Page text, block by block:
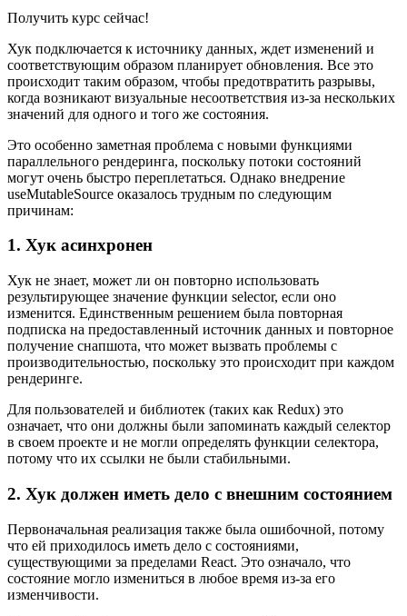
Получить курс сейчас!
Хук подключается к источнику данных, ждет изменений и
соответствующим образом планирует обновления. Все это
происходит таким образом, чтобы предотвратить разрывы,
когда возникают визуальные несоответствия из-за нескольких
значений для одного и того же состояния.
Это особенно заметная проблема с новыми функциями
параллельного рендеринга, поскольку потоки состояний
могут очень быстро переплетаться. Однако внедрение
useMutableSource оказалось трудным по следующим
причинам:
1. Хук асинхронен
Хук не знает, может ли он повторно использовать
результирующее значение функции selector, если оно
изменится. Единственным решением была повторная
подписка на предоставленный источник данных и повторное
получение снапшота, что может вызвать проблемы с
производительностью, поскольку это происходит при каждом
рендеринге.
Для пользователей и библиотек (таких как Redux) это
означает, что они должны были запоминать каждый селектор
в своем проекте и не могли определять функции селектора,
потому что их ссылки не были стабильными.
2. Хук должен иметь дело с внешним состоянием
Первоначальная реализация также была ошибочной, потому
что ей приходилось иметь дело с состояниями,
существующими за пределами React. Это означало, что
состояние могло измениться в любое время из-за его
изменчивости.